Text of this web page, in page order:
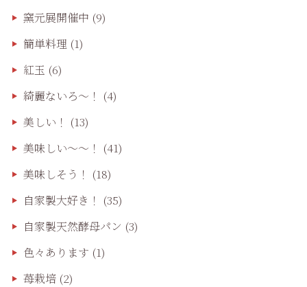
窯元展開催中 (9)
簡単料理 (1)
紅玉 (6)
綺麗ないろ～！ (4)
美しい！ (13)
美味しい〜〜！ (41)
美味しそう！ (18)
自家製大好き！ (35)
自家製天然酵母パン (3)
色々あります (1)
苺栽培(2)